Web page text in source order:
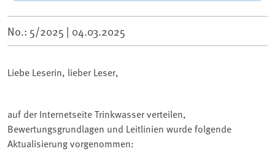
No.: 5/2025 | 04.03.2025
Liebe Leserin, lieber Leser,
auf der Internetseite Trinkwasser verteilen,
Bewertungsgrundlagen und Leitlinien wurde folgende
Aktualisierung vorgenommen: